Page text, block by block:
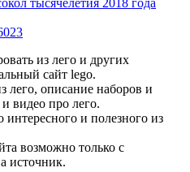
из лего и других
сайт lego.
лего, описание наборов и
видео про лего.
интересного и полезного из
возможно только с
источник.